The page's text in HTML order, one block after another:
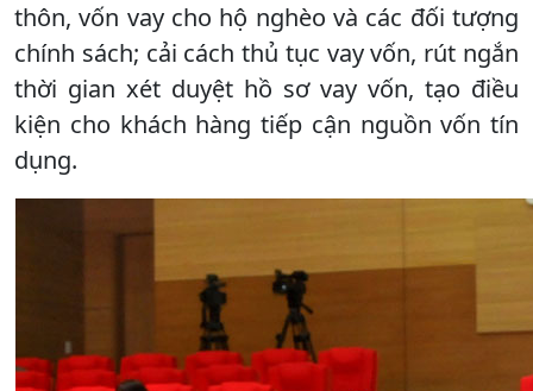
thôn, vốn vay cho hộ nghèo và các đối tượng
chính sách; cải cách thủ tục vay vốn, rút ngắn
thời gian xét duyệt hồ sơ vay vốn, tạo điều
kiện cho khách hàng tiếp cận nguồn vốn tín
dụng.